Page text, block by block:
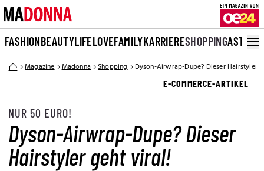
FASHIONBEAUTYLIFELOVEFAMILYKARRIERESHOPPINGASTRO
Magazine Madonna Shopping Dyson-Airwrap-Dupe? Dieser Hairstyler
E-COMMERCE-ARTIKEL
NUR 50 EURO!
Dyson-Airwrap-Dupe? Dieser
Hairstyler geht viral!